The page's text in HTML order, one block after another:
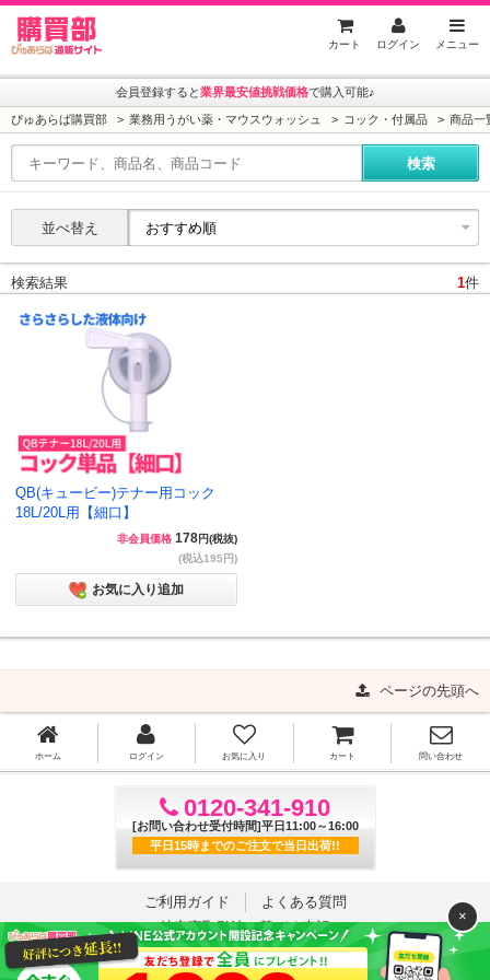
×
カート ログイン メニュー
会員登録すると業界最安値挑戦価格で購入可能♪
ぴゅあらば購買部 業務用うがい薬・マウスウォッシュ コック・付属品 商品一
並べ替え
検索結果 1件
QB(キュービー)テナー用コック
18L/20L用【細口】
非会員価格 178円(税抜)
(税込195円)
お気に入り追加
ページの先頭へ
ホーム ログイン お気に入り カート 問い合わせ
0120-341-910
[お問い合わせ受付時間]平日11:00～16:00
平日15時までのご注文で当日出荷!!
ご利用ガイド
よくある質問
特定商取引法に基づく表記
プライバシーポリシー